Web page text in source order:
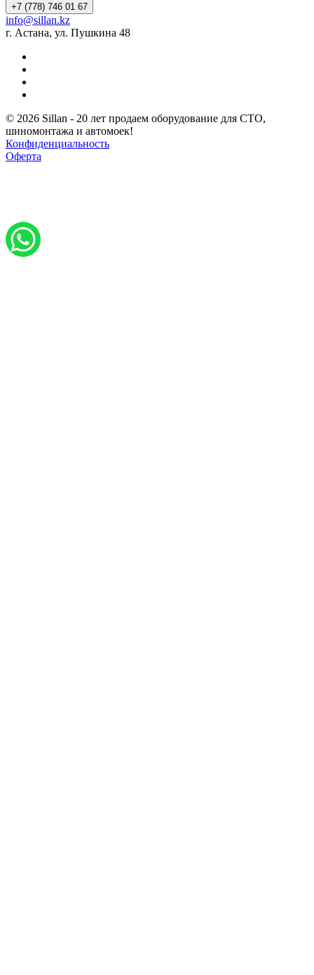
+7 (778) 746 01 67
info@sillan.kz
г. Астана, ул. Пушкина 48
© 2026 Sillan - 20 лет продаем оборудование для СТО,
шиномонтажа и автомоек!
Конфиденциальность
Оферта